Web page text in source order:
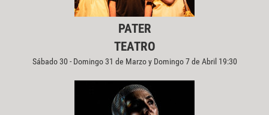
PATER
TEATRO
Sábado 30 - Domingo 31 de Marzo y Domingo 7 de Abril 19:30